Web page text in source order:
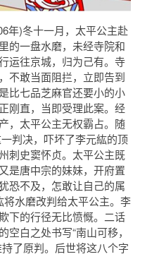
)冬十一月，太平公主赴
的一盘水磨，未经寺院和
运往京城，归为己有。寺
不敢当面阻拦，立即告到
比七品芝麻官还要小的小
刚直，当即受理此案。经
，太平公主无权霸占。随
判决，吓坏了李元紘的顶
刺史窦怀贞。太平公主既
是唐中宗的妹妹，开府置
恐不及，怎敢让自己的属
水磨改判给太平公主。李
下的行径无比愤慨。二话
白之处书写“南山可移，
了原判。后世将这八个字